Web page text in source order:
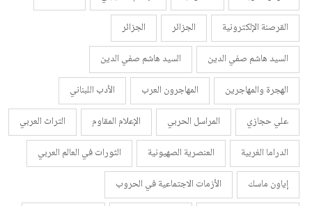
القرصنة الإلكترونية
الجزائر
الجزائر
السيد هاشم صفي الدين
السيد هاشم صفي الدين
الهجرة والمهاجرين
المهاجرون العرب
الأدب اللبناني
علي حجازي
المراسل الحربي الإعلام المقاوم
التراث العربي
الدراما الغربية
العنصرية الصهيونية
الثورات في العالم العربي
إياون ماسك
الأزمات الاجتماعية في الحروب